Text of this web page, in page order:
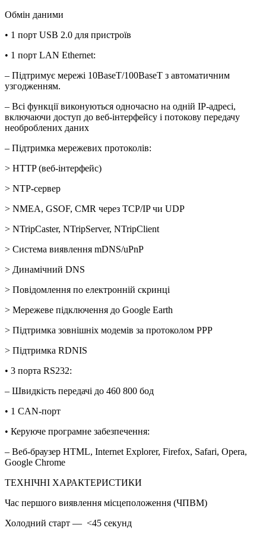
Обмін даними
• 1 порт USB 2.0 для пристроїв
• 1 порт LAN Ethernet:
– Підтримує мережі 10BaseT/100BaseT з автоматичним
узгодженням.
– Всі функції виконуються одночасно на одній IP-адресі,
включаючи доступ до веб-інтерфейсу і потокову передачу
необроблених даних
– Підтримка мережевих протоколів:
> HTTP (веб-інтерфейс)
> NTP-сервер
> NMEA, GSOF, CMR через TCP/IP чи UDP
> NTripCaster, NTripServer, NTripClient
> Система виявлення mDNS/uPnP
> Динамічний DNS
> Повідомлення по електронній скринці
> Мережеве підключення до Google Earth
> Підтримка зовнішніх модемів за протоколом PPP
> Підтримка RDNIS
• 3 порта RS232:
– Швидкість передачі до 460 800 бод
• 1 CAN-порт
• Керуюче програмне забезпечення:
– Веб-браузер HTML, Internet Explorer, Firefox, Safari, Opera,
Google Chrome
ТЕХНІЧНІ ХАРАКТЕРИСТИКИ
Час першого виявлення місцеположення (ЧПВМ)
Холодний старт — <45 секунд